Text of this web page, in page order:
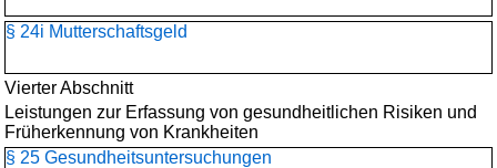
§ 24i Mutterschaftsgeld
Vierter Abschnitt
Leistungen zur Erfassung von gesundheitlichen Risiken und
Früherkennung von Krankheiten
§ 25 Gesundheitsuntersuchungen